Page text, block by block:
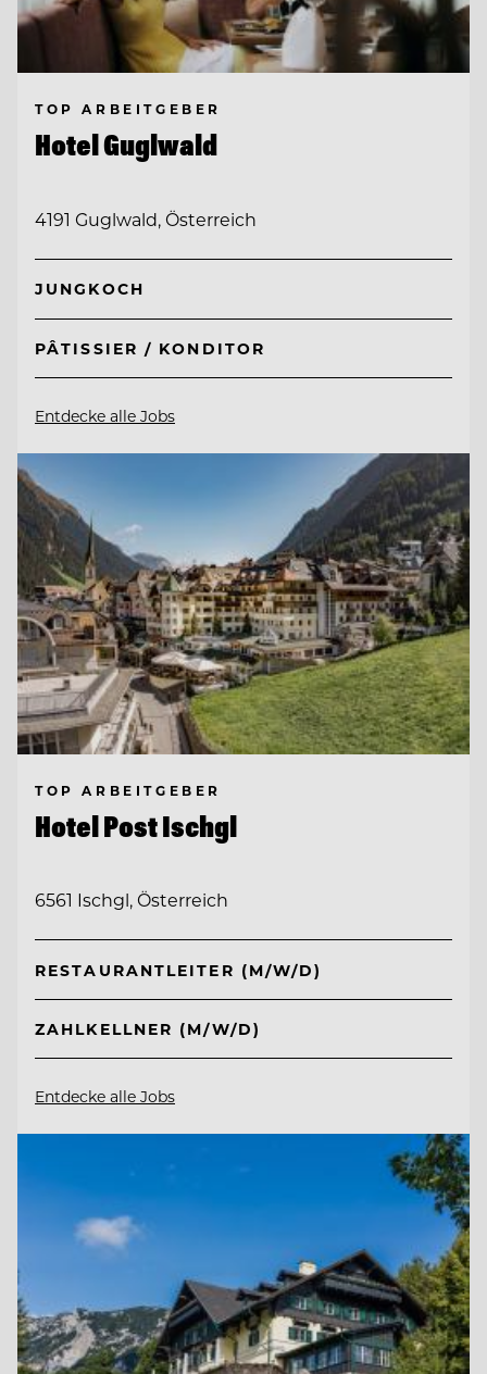
TOP ARBEITGEBER
Hotel Guglwald
4191 Guglwald, Österreich
JUNGKOCH
PÂTISSIER / KONDITOR
Entdecke alle Jobs
TOP ARBEITGEBER
Hotel Post Ischgl
6561 Ischgl, Österreich
RESTAURANTLEITER (M/W/D)
ZAHLKELLNER (M/W/D)
Entdecke alle Jobs